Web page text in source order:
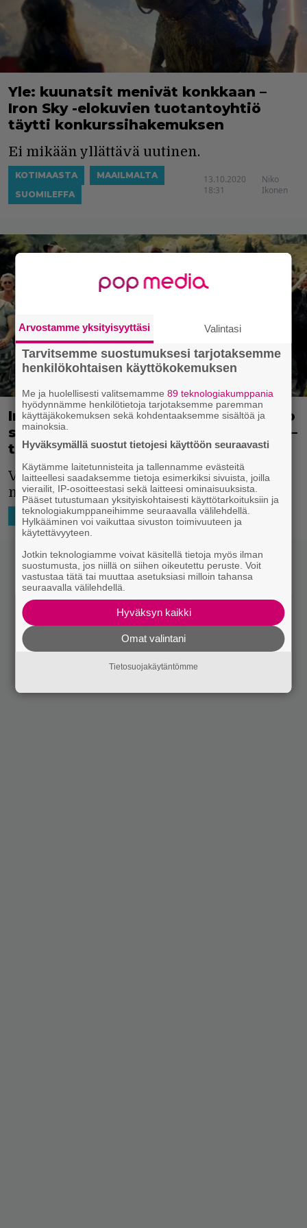
Yle: kuunatsit menivät konkkaan –
Iron Sky -elokuvien tuotantoyhtiö
täytti konkurssihakemuksen
Ei mikään yllättävä uutinen.
KOTIMAASTA
MAAILMALTA
SUOMILEFFA
13.10.2020
18:31
Niko
Ikonen
Iron Skyn tuottaja Tero Kaukomaa tuo
seuravaksi Mad Heidin valkokankaille –
tsekkaa hauska ja verinen traileri
Veristä muhjua ja huumoria. Eipä kai sitä
muuta elokuvalta voi vaatia?
MAAILMALTA SUOMILEFFA 21.7.2020 22:02 Niko Ikonen
Arvostamme yksityisyyttäsi Valintasi
Tarvitsemme suostumuksesi tarjotaksemme
henkilökohtaisen käyttökokemuksen
Me ja huolellisesti valitsemamme89 teknologiakumppania
hyödynnämme henkilötietoja tarjotaksemme paremman
käyttäjäkokemuksen sekä kohdentaaksemme sisältöä ja
mainoksia.
Hyväksymällä suostut tietojesi käyttöön seuraavasti
Käytämme laitetunnisteita ja tallennamme evästeitä
laitteellesi saadaksemme tietoja esimerkiksi sivuista, joilla
vierailit, IP-osoitteestasi sekä laitteesi ominaisuuksista.
Pääset tutustumaan yksityiskohtaisesti käyttötarkoituksiin ja
teknologiakumppaneihimme seuraavalla välilehdellä.
Hylkääminen voi vaikuttaa sivuston toimivuuteen ja
käytettävyyteen.
Jotkin teknologiamme voivat käsitellä tietoja myös ilman
suostumusta, jos niillä on siihen oikeutettu peruste. Voit
vastustaa tätä tai muuttaa asetuksiasi milloin tahansa
seuraavalla välilehdellä.
Hyväksyn kaikki
Omat valintani
Tietosuojakäytäntömme